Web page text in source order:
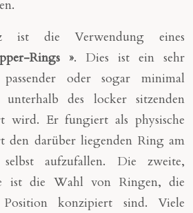
ist die Verwendung eines
Rings ». Dies ist ein sehr
oder sogar minimal
des locker sitzenden
wird. Er fungiert als physische
den darüber liegenden Ring am
aufzufallen. Die zweite,
ist die Wahl von Ringen, die
konzipiert sind. Viele